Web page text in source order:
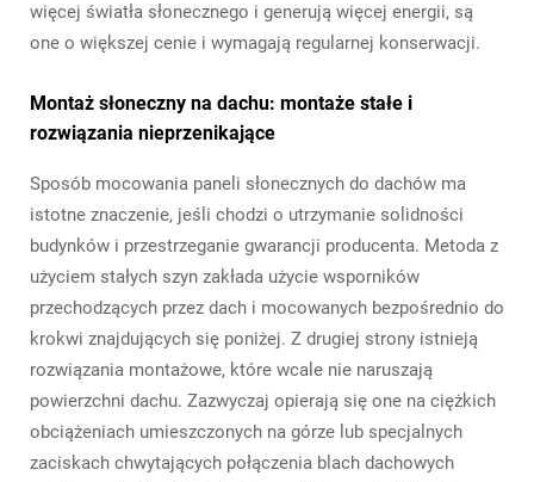
więcej światła słonecznego i generują więcej energii, są
one o większej cenie i wymagają regularnej konserwacji.
Montaż słoneczny na dachu: montaże stałe i
rozwiązania nieprzenikające
Sposób mocowania paneli słonecznych do dachów ma
istotne znaczenie, jeśli chodzi o utrzymanie solidności
budynków i przestrzeganie gwarancji producenta. Metoda z
użyciem stałych szyn zakłada użycie wsporników
przechodzących przez dach i mocowanych bezpośrednio do
krokwi znajdujących się poniżej. Z drugiej strony istnieją
rozwiązania montażowe, które wcale nie naruszają
powierzchni dachu. Zazwyczaj opierają się one na ciężkich
obciążeniach umieszczonych na górze lub specjalnych
zaciskach chwytających połączenia blach dachowych